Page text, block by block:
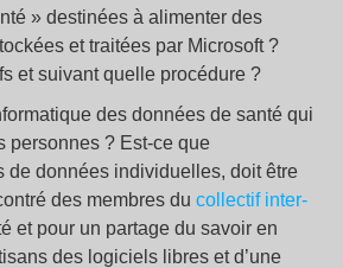
» destinées à alimenter des
et traitées par Microsoft ?
et suivant quelle procédure ?
des données de santé qui
personnes ? Est-ce que
de données individuelles, doit être
des membres du collectif inter-
et pour un partage du savoir en
des logiciels libres et d’une